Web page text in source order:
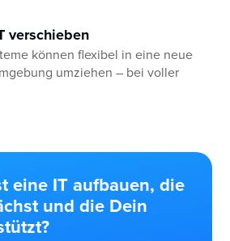
verschieben
können flexibel in eine neue
umziehen – bei voller
eine IT aufbauen, die
und die Dein